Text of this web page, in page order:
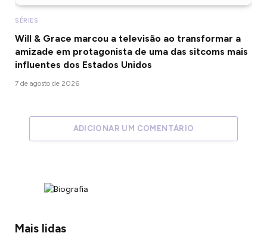
SÉRIES
Will & Grace marcou a televisão ao transformar a
amizade em protagonista de uma das sitcoms mais
influentes dos Estados Unidos
7 de agosto de 2026
ADICIONAR UM COMENTÁRIO
Mais lidas